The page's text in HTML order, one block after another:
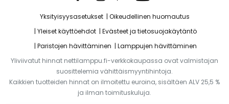
Yksityisyysasetukset
Oikeudellinen huomautus
Yleiset käyttöehdot
Evästeet ja tietosuojakäytäntö
Paristojen hävittäminen
Lamppujen hävittäminen
Yliviivatut hinnat nettilamppu.fi-verkkokaupassa ovat valmistajan
suosittelemia vähittäismyyntihintoja.
Kaikkien tuotteiden hinnat on ilmoitettu euroina, sisältäen ALV 25,5 %
ja ilman toimituskuluja.